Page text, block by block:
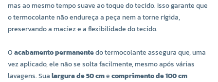
mas ao mesmo tempo suave ao toque do tecido. Isso garante que
o termocolante não endureça a peça nem a torne rígida,
preservando a maciez e a flexibilidade do tecido.
Oacabamento permanentedo termocolante assegura que, uma
vez aplicado, ele não se solta facilmente, mesmo após várias
lavagens. Sualargura de 50 cmecomprimento de 100 cm